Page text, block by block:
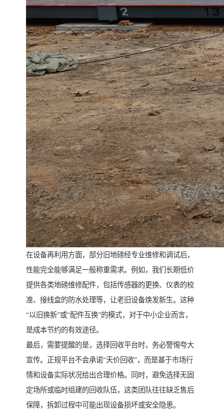
在设备再利用方面，部分旧地磅经专业维修和调试后，
性能完全能够满足一般称重需求。例如，我们长期低价
提供各类地磅维修配件，包括传感器的更换、仪表的校
准、接线盒的防水处理等，让老旧设备焕发新生。这种
“以旧换新”或“配件互换”的模式，对于中小企业而言，
是成本节约的有效途径。
最后，需要提醒的是，选择回收平台时，务必警惕夸大
宣传。正规平台不会承诺“天价回收”，而是基于市场行
情和设备实际状况给出合理价格。同时，避免选择无固
定场所或临时组建的回收队伍，这类团队往往缺乏售后
保障，拆卸过程中可能出现设备损坏或安全隐患。